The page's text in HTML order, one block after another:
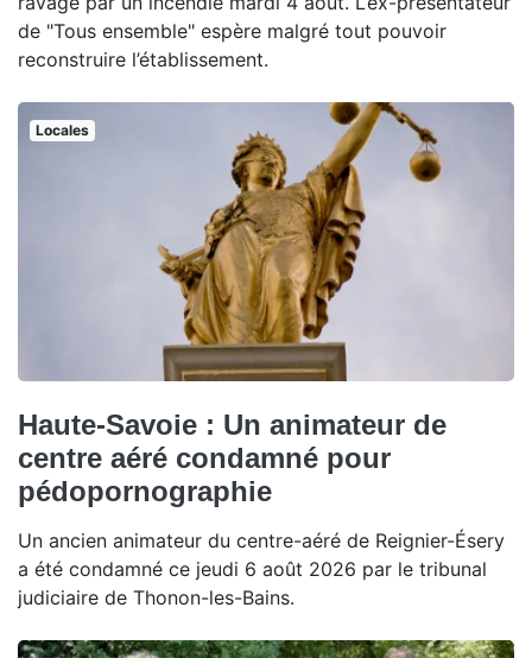
de "Tous ensemble" espère malgré tout pouvoir
reconstruire l’établissement.
Locales
Haute-Savoie : Un animateur de
centre aéré condamné pour
pédopornographie
Un ancien animateur du centre-aéré de Reignier-Ésery
a été condamné ce jeudi 6 août 2026 par le tribunal
judiciaire de Thonon-les-Bains.